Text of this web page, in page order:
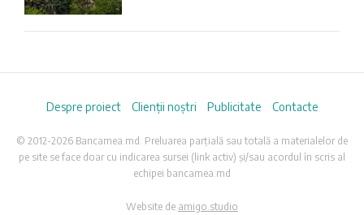
Despre proiect Clienții noștri Publicitate Contacte
© 2012-2026 Bancamea.md. Preluarea parțială sau totală a materialelor de
pe site se face doar cu indicarea sursei (link activ) și/sau acordul în scris al
echipei bancamea.md
Website de amigo.studio